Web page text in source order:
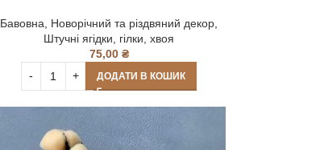
Бавовна Новорічний та різдвяний декор
Штучні ягідки, гілки, хвоя
75,00 ₴
ДОДАТИ В КОШИК